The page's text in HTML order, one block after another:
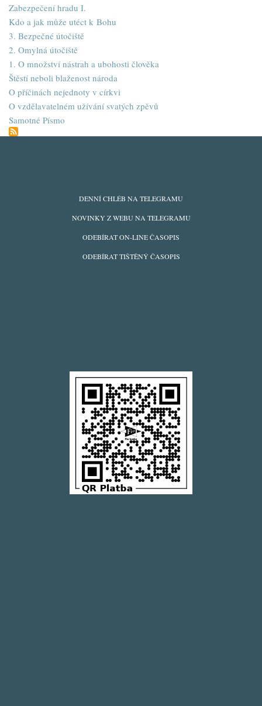
Zabezpečení hradu I.
Kdo a jak může utéct k Bohu
3. Bezpečné útočiště
2. Omylná útočiště
1. O množství nástrah a ubohosti člověka
Štěstí neboli blaženost národa
O příčinách nejednoty v církvi
O vzdělavatelném užívání svatých zpěvů
Samotné Písmo
DENNÍ CHLÉB NA TELEGRAMU
NOVINKY Z WEBU NA TELEGRAMU
ODEBÍRAT ON-LINE ČASOPIS
ODEBÍRAT TIŠTĚNÝ ČASOPIS